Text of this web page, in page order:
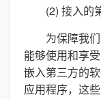
(2) 接入的
为保障我
能够使用和享
嵌入第三方的
应用程序，这